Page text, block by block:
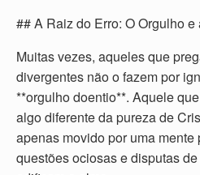
## A Raiz do Erro: O Orgulho
Muitas vezes, aqueles que
divergentes não o fazem por
**orgulho doentio**. Aquele
algo diferente da pureza de
apenas movido por uma mente
questões ociosas e disputas